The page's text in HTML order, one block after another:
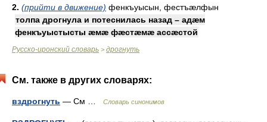
2. (прийти в движение) фенкъуысын, фестъæлфын
толпа дрогнула и потеснилась назад – адæм
фенкъуыстысты æмæ фæстæмæ ассæстой
Русско-иронский словарь > дрогнуть
См. также в других словарях:
вздрогнуть — См … Словарь синонимов